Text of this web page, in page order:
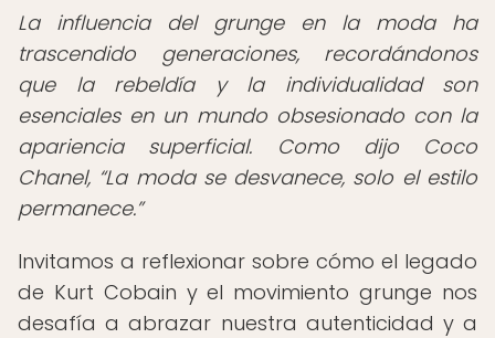
La influencia del grunge en la moda ha
trascendido generaciones, recordándonos
que la rebeldía y la individualidad son
esenciales en un mundo obsesionado con la
apariencia superficial. Como dijo Coco
Chanel, La moda se desvanece, solo el estilo
permanece.
Invitamos a reflexionar sobre cómo el legado
de Kurt Cobain y el movimiento grunge nos
desafía a abrazar nuestra autenticidad y a